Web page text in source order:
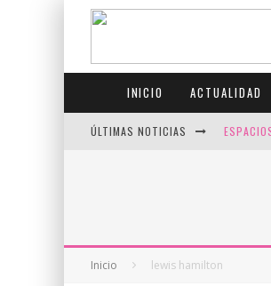
INICIO ACTUALIDAD
ÚLTIMAS NOTICIAS
Inicio lewis hamilton